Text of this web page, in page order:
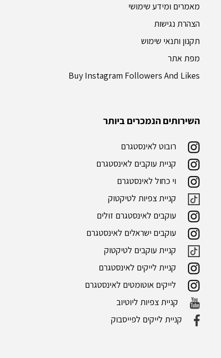
השירותים הנמכרים ביותר
רובוט לאינסטגרם
קניית עוקבים לאינסטגרם
וי כחול לאינסטגרם
קניית צפיות לטיקטוק
עוקבים לאינסטגרם זולים
עוקבים ישראלים לאינסטגרם
קניית עוקבים לטיקטוק
קניית לייקים לאינסטגרם
לייקים אוטומטים לאינסטגרם
קניית צפיות ליוטיוב
קניית לייקים לפייסבוק
מאמרים ומידע שימושי
הצהרת נגישות
תקנון ותנאי שימוש
מפת אתר
Buy Instagram Followers And Likes